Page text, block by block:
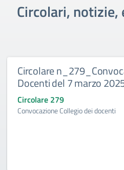
Circolari,
Circolare
Docenti del 7 marzo
Circolare 279
Convocazione Collegio dei docenti